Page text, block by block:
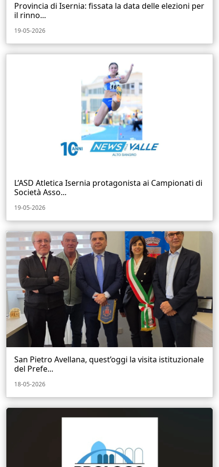
Provincia di Isernia: fissata la data delle elezioni per
il rinno...
19-05-2026
L’ASD Atletica Isernia protagonista ai Campionati di
Società Asso...
19-05-2026
San Pietro Avellana, quest’oggi la visita istituzionale
del Prefe...
18-05-2026